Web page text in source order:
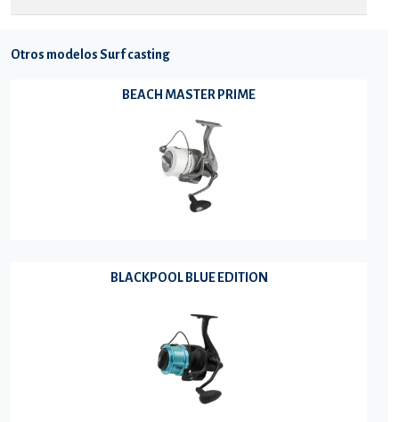
Otros modelos Surf casting
BEACH MASTER PRIME
BLACKPOOL BLUE EDITION